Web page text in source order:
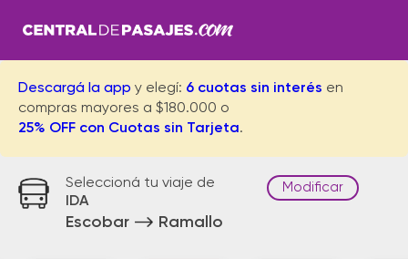
Descargá la app y elegí: 6 cuotas sin interés en
compras mayores a $180.000 o
25% OFF con Cuotas sin Tarjeta.
Seleccioná tu viaje de
IDA
Escobar Ramallo
Modificar